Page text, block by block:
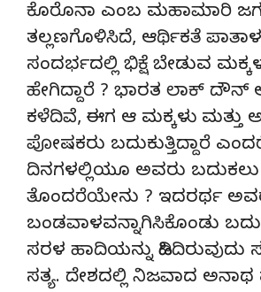
ಕೊರೊನಾ ಎಂಬ ಮಹಾಮಾರಿ
ತಲ್ಲಣಗೊಳಿಸಿದೆ, ಆರ್ಥಿಕತೆ
ಸಂದರ್ಭದಲ್ಲಿ ಭಿಕ್ಷೆ ಬೇಡುವ
ಹೇಗಿದ್ದಾರೆ ? ಭಾರತ ಲಾಕ್ ದೌನ್
ಕಳೆದಿವೆ, ಈಗ ಆ ಮಕ್ಕಳು ಮತ್ತು
ಪೋಷಕರು ಬದುಕುತ್ತಿದ್ದಾರೆ
ದಿನಗಳಲ್ಲಿಯೂ ಅವರು ಬದುಕಲು
ತೊಂದರೆಯೇನು ? ಇದರರ್ಥ
ಬಂಡವಾಳವನ್ನಾಗಿಸಿಕೊಂಡು
ಸರಳ ಹಾದಿಯನ್ನು ಹಿಡಿದಿರುವುದು
ಸತ್ಯ. ದೇಶದಲ್ಲಿ ನಿಜವಾದ ಅನಾಥ